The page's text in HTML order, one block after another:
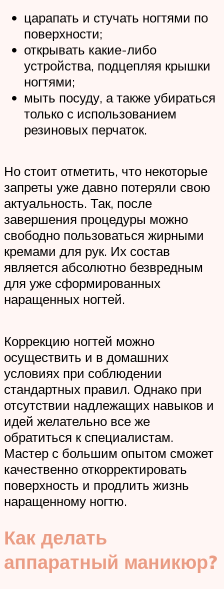
царапать и стучать ногтями по
поверхности;
открывать какие-либо
устройства, подцепляя крышки
ногтями;
мыть посуду, а также убираться
только с использованием
резиновых перчаток.
Но стоит отметить, что некоторые
запреты уже давно потеряли свою
актуальность. Так, после
завершения процедуры можно
свободно пользоваться жирными
кремами для рук. Их состав
является абсолютно безвредным
для уже сформированных
наращенных ногтей.
Коррекцию ногтей можно
осуществить и в домашних
условиях при соблюдении
стандартных правил. Однако при
отсутствии надлежащих навыков и
идей желательно все же
обратиться к специалистам.
Мастер с большим опытом сможет
качественно откорректировать
поверхность и продлить жизнь
наращенному ногтю.
Как делать
аппаратный маникюр?